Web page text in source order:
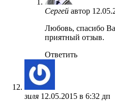
Сергей автор
Любовь, спасибо
приятный отзыв.
Ответить
зиля 12.05.2015 в 6:32 дп